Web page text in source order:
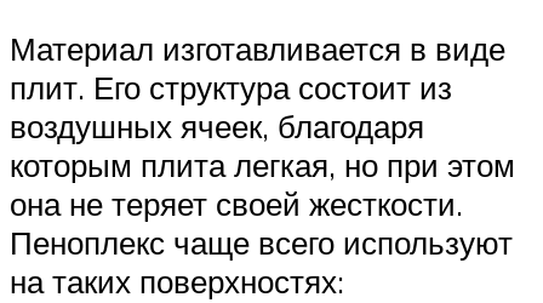
Материал изготавливается в виде
плит. Его структура состоит из
воздушных ячеек, благодаря
которым плита легкая, но при этом
она не теряет своей жесткости.
Пеноплекс чаще всего используют
на таких поверхностях: